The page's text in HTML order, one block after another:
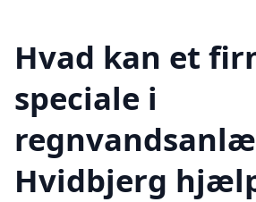
Hvad kan et
speciale i
Hvidbjerg